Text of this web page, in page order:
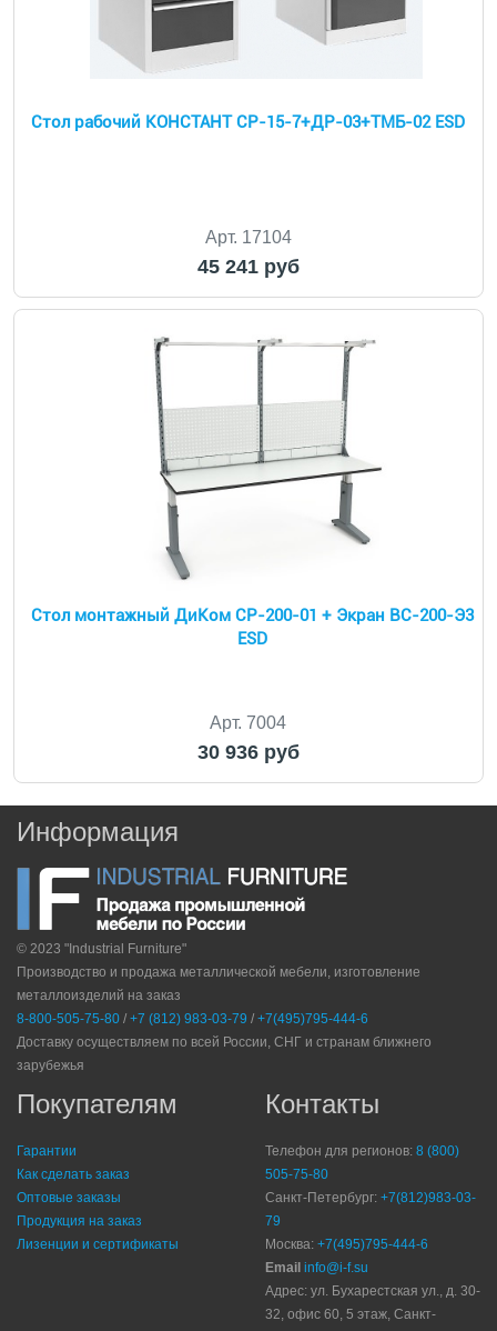
Стол рабочий КОНСТАНТ CP-15-7+ДР-03+ТМБ-02 ESD
Арт. 17104
45 241 руб
Cтол монтажный ДиКом СР-200-01 + Экран ВС-200-Э3
ESD
Арт. 7004
30 936 руб
Информация
© 2023 "Industrial Furniture"
Производство и продажа металлической мебели, изготовление
металлоизделий на заказ
8-800-505-75-80 / +7 (812) 983-03-79 / +7(495)795-444-6
Доставку осуществляем по всей России, СНГ и странам ближнего
зарубежья
Покупателям
Гарантии
Как сделать заказ
Оптовые заказы
Продукция на заказ
Лизенции и сертификаты
Контакты
Телефон для регионов: 8 (800)
505-75-80
Санкт-Петербург: +7(812)983-03-
79
Москва: +7(495)795-444-6
Email info@i-f.su
Адрес: ул. Бухарестская ул., д. 30-
32, офис 60, 5 этаж, Санкт-